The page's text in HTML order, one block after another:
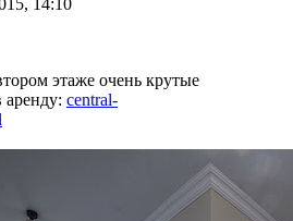
этаже очень крутые
аренду: central-